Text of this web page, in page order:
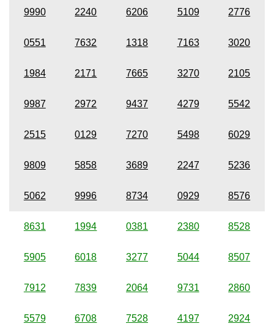
9990 2240 6206 5109 2776
0551 7632 1318 7163 3020
1984 2171 7665 3270 2105
9987 2972 9437 4279 5542
2515 0129 7270 5498 6029
9809 5858 3689 2247 5236
5062 9996 8734 0929 8576
8631 1994 0381 2380 8528
5905 6018 3277 5044 8507
7912 7839 2064 9731 2860
5579 6708 7528 4197 2924